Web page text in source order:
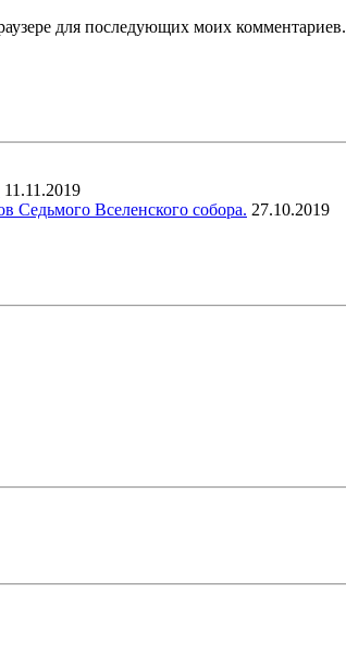
для последующих моих комментариев.
11.11.2019
Седьмого Вселенского собора. 27.10.2019